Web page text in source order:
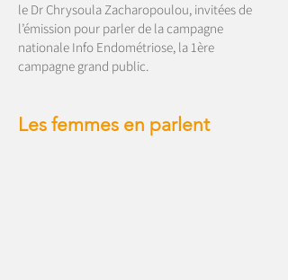
le Dr Chrysoula Zacharopoulou, invitées de
l’émission pour parler de la campagne
nationale Info Endométriose, la 1ère
campagne grand public.
Les femmes en parlent